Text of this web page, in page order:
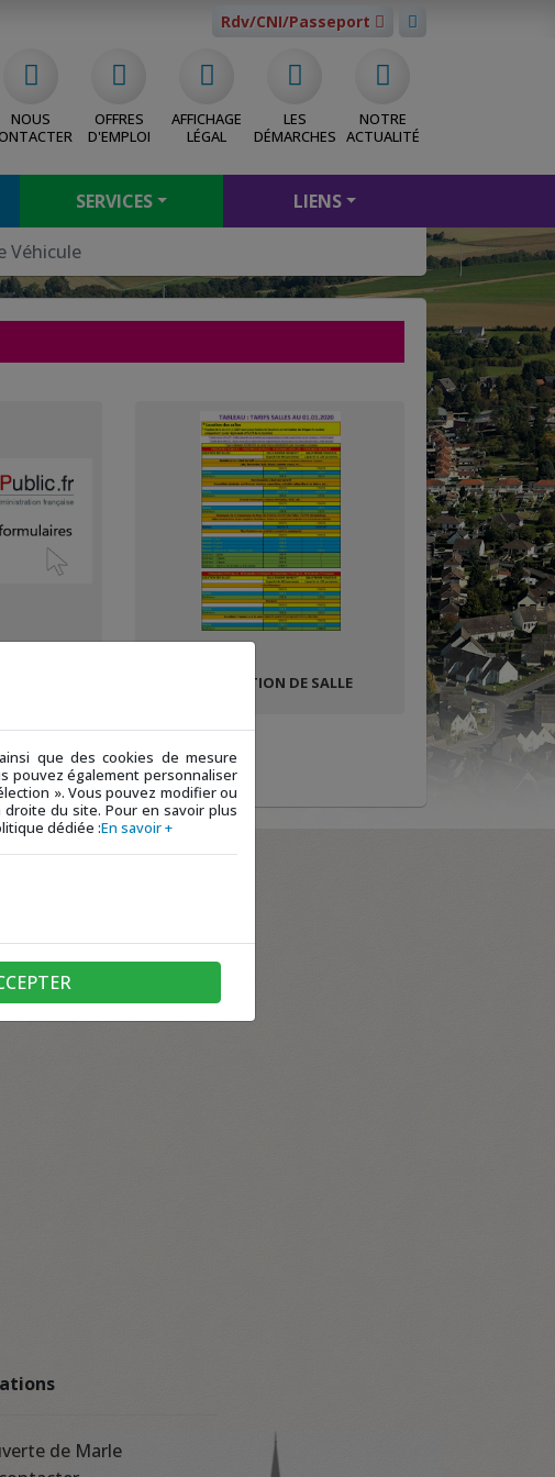
que des cookies de mesure
pouvez également personnaliser
». Vous pouvez modifier ou
du site. Pour en savoir plus
dédiée :En savoir +
Rdv/CNI/Passeport
NOUS
OFFRES
D'EMPLOI
AFFICHAGE
LÉGAL
LES
DÉMARCHES
NOTRE
ACTUALITÉ
SERVICES LIENS
Véhicule
RESERVATION DE SALLE
de Marle